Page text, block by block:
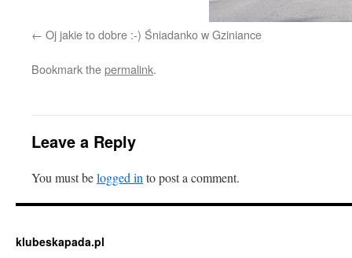
Oj jakie to dobre :-) Śniadanko w Gziniance
Bookmark thepermalink.
Leave a Reply
You must belogged in to post a comment.
klubeskapada.pl